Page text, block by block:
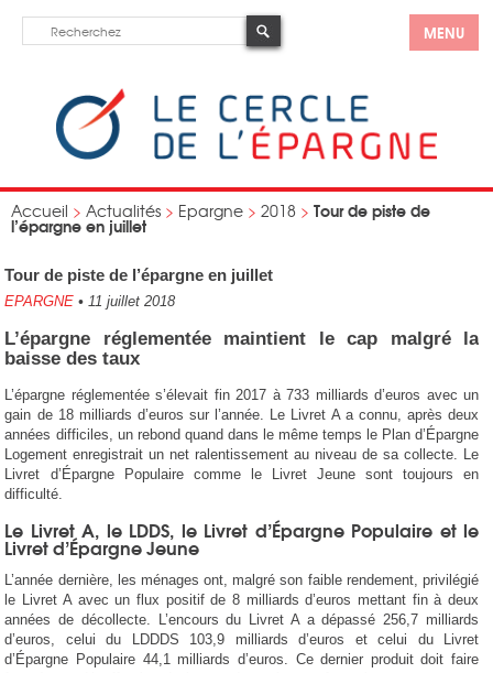
MENU
Accueil > Actualités > Epargne > 2018 > Tour de piste de
l’épargne en juillet
Tour de piste de l’épargne en juillet
EPARGNE • 11 juillet 2018
L’épargne réglementée maintient le cap malgré la
baisse des taux
L’épargne réglementée s’élevait fin 2017 à 733 milliards d’euros avec un
gain de 18 milliards d’euros sur l’année. Le Livret A a connu, après deux
années difficiles, un rebond quand dans le même temps le Plan d’Épargne
Logement enregistrait un net ralentissement au niveau de sa collecte. Le
Livret d’Épargne Populaire comme le Livret Jeune sont toujours en
difficulté.
Le Livret A, le LDDS, le Livret d’Épargne Populaire et le
Livret d’Épargne Jeune
L’année dernière, les ménages ont, malgré son faible rendement, privilégié
le Livret A avec un flux positif de 8 milliards d’euros mettant fin à deux
années de décollecte. L’encours du Livret A a dépassé 256,7 milliards
d’euros, celui du LDDDS 103,9 milliards d’euros et celui du Livret
d’Épargne Populaire 44,1 milliards d’euros. Ce dernier produit doit faire